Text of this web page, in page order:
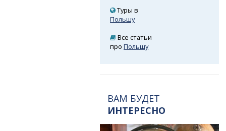
Туры в
Польшу
Все статьи
проПольшу
ВАМ БУДЕТ
ИНТЕРЕСНО